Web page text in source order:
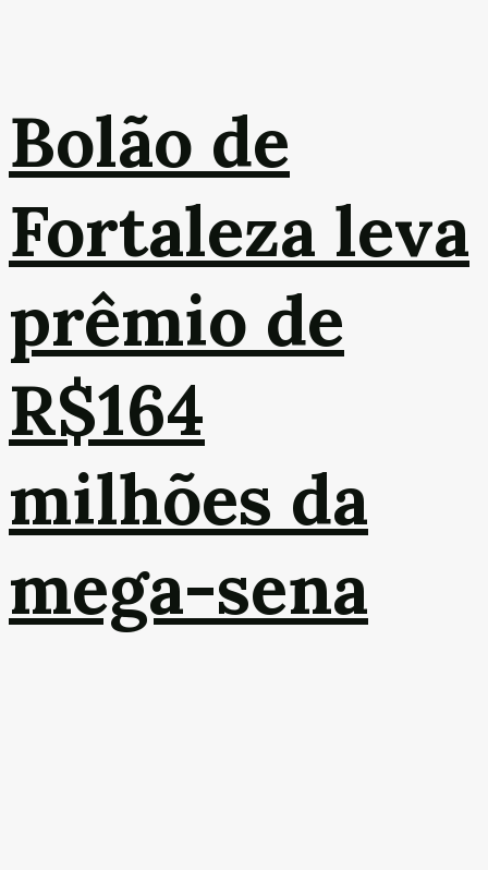
Bolão de
Fortaleza leva
prêmio de
R$164
milhões da
mega-sena